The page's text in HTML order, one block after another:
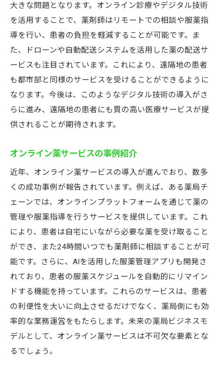
大きな問題となります。オンライン診療やデジタル技術
を活用することで、薬剤師はリモートでの相談や服薬指
導を行い、患者の負担を軽減することが可能です。ま
た、ドローンや自動配送システムを活用した薬の配送サ
ービスも注目されています。これにより、遠隔地の患者
も都市部と同様のサービスを受けることができるように
なります。今後は、このようなデジタル技術の導入がさ
らに進み、遠隔地の患者にも質の高い医療サービスが提
供されることが期待されます。
オンライン薬サービスの事例紹介
近年、オンライン薬サービスの導入が進んでおり、数多
くの成功事例が報告されています。例えば、ある薬局チ
ェーンでは、オンラインプラットフォームを通じて薬の
管理や服薬指導を行うサービスを提供しています。これ
により、患者は自宅にいながら必要な薬を受け取ること
ができ、また24時間いつでも薬剤師に相談することが可
能です。さらに、AIを活用した服薬管理アプリも開発さ
れており、患者の服薬スケジュールを自動的にリマイン
ドする機能を持っています。これらのサービスは、患者
の利便性を大いに向上させるだけでなく、薬局側にも効
率的な業務運営をもたらします。未来の薬局ビジネスモ
デルとして、オンライン薬サービスは不可欠な要素とな
るでしょう。